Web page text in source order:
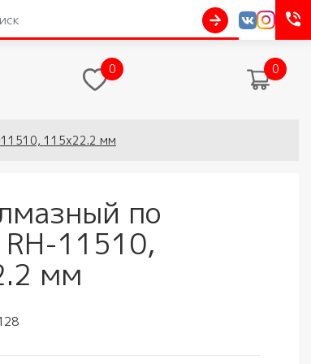
0 0
11510, 115x22.2 мм
по
RH-11510,
мм